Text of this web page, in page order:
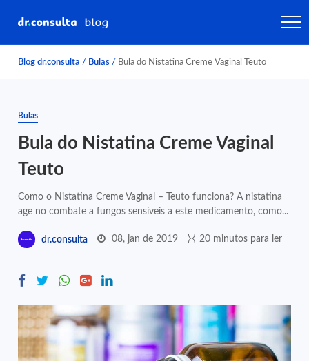
Blog dr.consulta / Bulas / Bula do Nistatina Creme Vaginal Teuto
Bulas
Bula do Nistatina Creme Vaginal
Teuto
Como o Nistatina Creme Vaginal – Teuto funciona? A nistatina
age no combate a fungos sensíveis a este medicamento, como...
dr.consulta 08, jan de 2019 20 minutos para ler